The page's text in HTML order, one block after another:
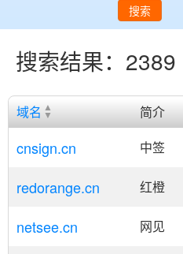
搜索
搜索结果：2389
域名 简介
cnsign.cn 中签
redorange.cn 红橙
netsee.cn 网见